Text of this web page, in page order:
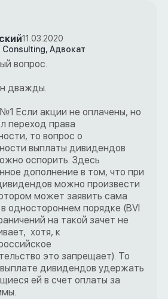
11.03.2020
Consulting, Адвокат
вопрос.
дважды.
Если акции не оплачены, но
переход права
то вопрос о
выплаты дивидендов
оспорить. Здесь
дополнение в том, что при
можно произвести
может заявить сама
одностороннем порядке (BVI
на такой зачет не
хотя, к
это запрещает). То
дивидендов удержать
ей в счет оплаты за